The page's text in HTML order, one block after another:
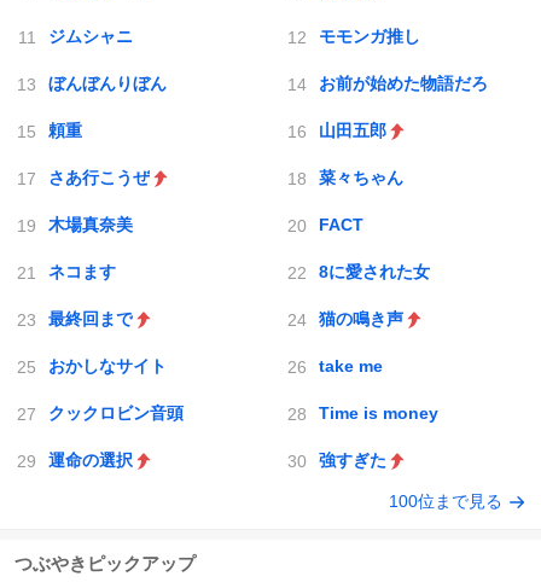
ジムシャニ モモンガ推し
ぼんぼんりぼん お前が始めた物語だろ
頼重 山田五郎
さあ行こうぜ 菜々ちゃん
木場真奈美 FACT
ネコます 8に愛された女
最終回まで 猫の鳴き声
おかしなサイト take me
クックロビン音頭 Time is money
運命の選択 強すぎた
100位まで見る
つぶやきピックアップ